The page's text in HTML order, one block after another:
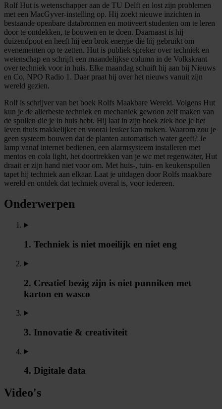
Rolf Hut is wetenschapper aan de TU Delft en lost zijn problemen
met een MacGyver-instelling op. Hij zoekt nieuwe inzichten in
bestaande openbare databronnen en motiveert studenten om te leren
door te ontdekken, te bouwen en te doen. Daarnaast is hij
duizendpoot en heeft hij een brok energie die hij gebruikt om
evenementen op te zetten. Hut is publiek spreker over techniek en
wetenschap en schrijft een maandelijkse column in de Volkskrant
over techniek voor in huis. Elke maandag schuift hij aan bij Nieuws
en Co, NPO Radio 1. Daar praat hij over het nieuws vanuit zijn
wereld gezien.
Rolf is schrijver van het boek Rolfs Maakbare Wereld. Volgens Hut
kun je de allerbeste techniek en mechaniek gewoon zelf maken van
de spullen die je in huis hebt. Hij laat in zijn boek ziek hoe je het
leven thuis makkelijker en vooral leuker kan maken. Waarom zou je
geen systeem bouwen dat de planten automatisch water geeft? Je
lamp vanaf internet bedienen, een alarmsysteem installeren met
mentos en cola light, het doortrekken van je wc met regenwater, Hut
draait er zijn hand niet voor om. Met huis-, tuin- en keukenspullen
tapet hij techniek aan elkaar. Laat je uitdagen door Rolfs maakbare
wereld en ontdek dat techniek overal is, voor iedereen.
Onderwerpen
1. Techniek is niet moeilijk en niet eng
2. Creatief bezig zijn is niet punniken met
karton en wasco
3. Innovatie & creativiteit
4. Digitale data
Video's